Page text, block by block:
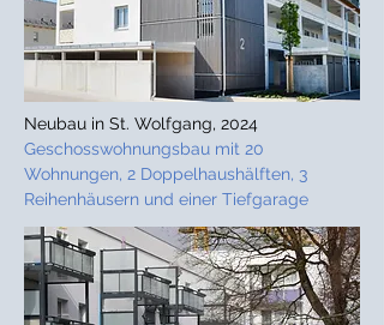
Neubau in St. Wolfgang, 2024
Geschosswohnungsbau mit 20
Wohnungen, 2 Doppelhaushälften, 3
Reihenhäusern und einer Tiefgarage